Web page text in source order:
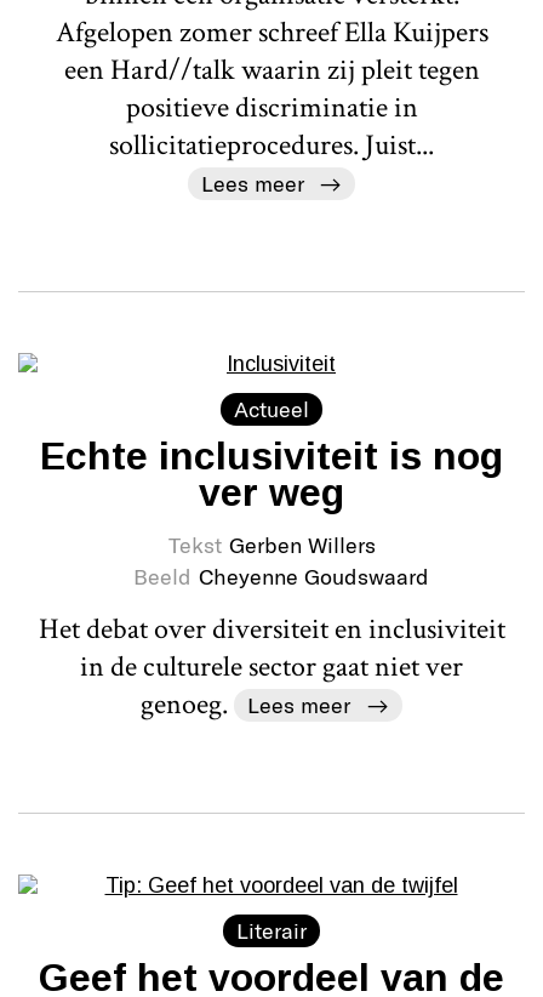
Afgelopen zomer schreef Ella Kuijpers
een Hard//talk waarin zij pleit tegen
positieve discriminatie in
sollicitatieprocedures. Juist...
Lees meer
Actueel
Echte inclusiviteit is nog
ver weg
Tekst Gerben Willers
Beeld Cheyenne Goudswaard
Het debat over diversiteit en inclusiviteit
in de culturele sector gaat niet ver
genoeg.
Lees meer
Literair
Geef het voordeel van de